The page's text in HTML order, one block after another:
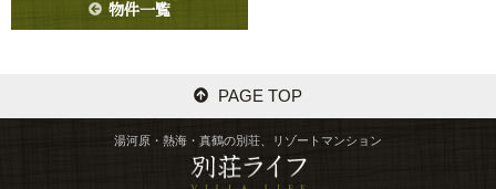
物件一覧
PAGE TOP
湯河原・熱海・真鶴の別荘、リゾートマンション